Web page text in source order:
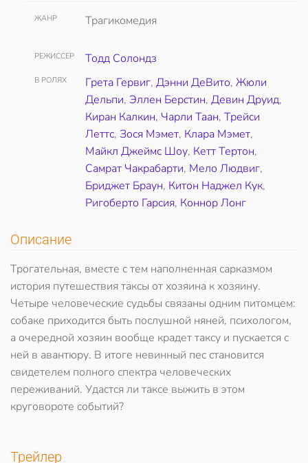
ЖАНР Трагикомедия
РЕЖИССЕР Тодд Солондз
В РОЛЯХ Грета Гервиг, Дэнни ДеВито, Жюли
Дельпи, Эллен Берстин, Девин Друид,
Киран Калкин, Чарли Таан, Трейси
Леттс, Зося Мэмет, Клара Мэмет,
Майкл Джеймс Шоу, Кетт Тертон,
Самрат Чакрабарти, Мело Людвиг,
Бриджет Браун, Китон Наджел Кук,
Ригоберто Гарсия, Коннор Лонг
Описание
Трогательная, вместе с тем наполненная сарказмом
история путешествия таксы от хозяина к хозяину.
Четыре человеческие судьбы связаны одним питомцем:
собаке приходится быть послушной няней, психологом,
а очередной хозяин вообще крадет таксу и пускается с
ней в авантюру. В итоге невинный пес становится
свидетелем полного спектра человеческих
переживаний. Удастся ли таксе выжить в этом
круговороте событий?
Трейлер